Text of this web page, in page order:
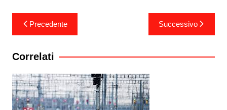
Navigazione
articoli
Precedente Successivo
Correlati